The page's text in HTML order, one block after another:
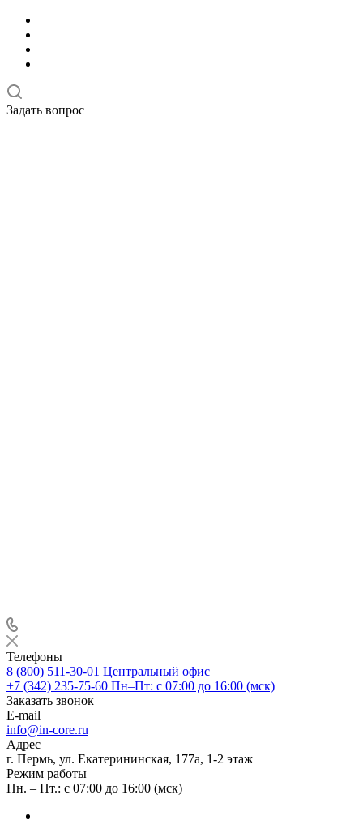
Задать вопрос
Телефоны
8 (800) 511-30-01 Центральный офис
+7 (342) 235-75-60 Пн–Пт: с 07:00 до 16:00 (мск)
Заказать звонок
E-mail
info@in-core.ru
Адрес
г. Пермь, ул. ​Екатерининская, 177а, ​1-2 этаж
Режим работы
Пн. – Пт.: с 07:00 до 16:00 (мск)